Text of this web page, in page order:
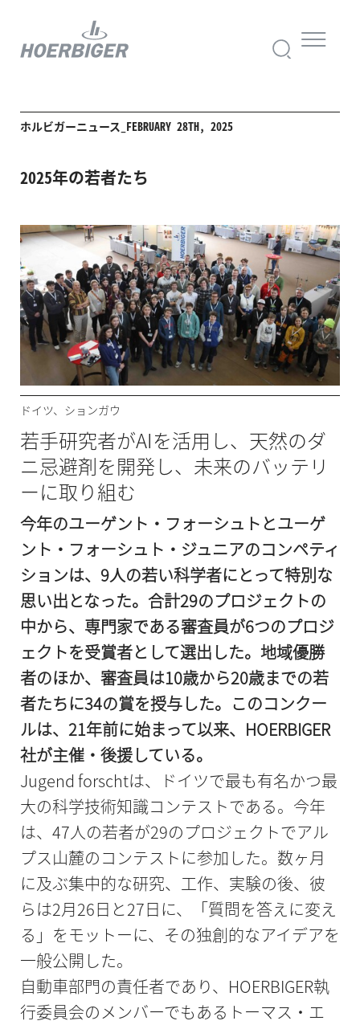
ホルビガーニュース_FEBRUARY 28TH, 2025
2025年の若者たち
ドイツ、ションガウ
若手研究者がAIを活用し、天然のダ
ニ忌避剤を開発し、未来のバッテリ
ーに取り組む
今年のユーゲント・フォーシュトとユーゲ
ント・フォーシュト・ジュニアのコンペティ
ションは、9人の若い科学者にとって特別な
思い出となった。合計29のプロジェクトの
中から、専門家である審査員が6つのプロジ
ェクトを受賞者として選出した。地域優勝
者のほか、審査員は10歳から20歳までの若
者たちに34の賞を授与した。このコンクー
ルは、21年前に始まって以来、HOERBIGER
社が主催・後援している。
Jugend forschtは、ドイツで最も有名かつ最
大の科学技術知識コンテストである。今年
は、47人の若者が29のプロジェクトでアル
プス山麓のコンテストに参加した。数ヶ月
に及ぶ集中的な研究、工作、実験の後、彼
らは2月26日と27日に、「質問を答えに変え
る」をモットーに、その独創的なアイデアを
一般公開した。
自動車部門の責任者であり、HOERBIGER執
行委員会のメンバーでもあるトーマス・エ